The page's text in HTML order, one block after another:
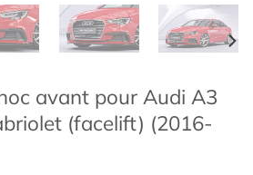
avant pour Audi A3
(facelift) (2016-